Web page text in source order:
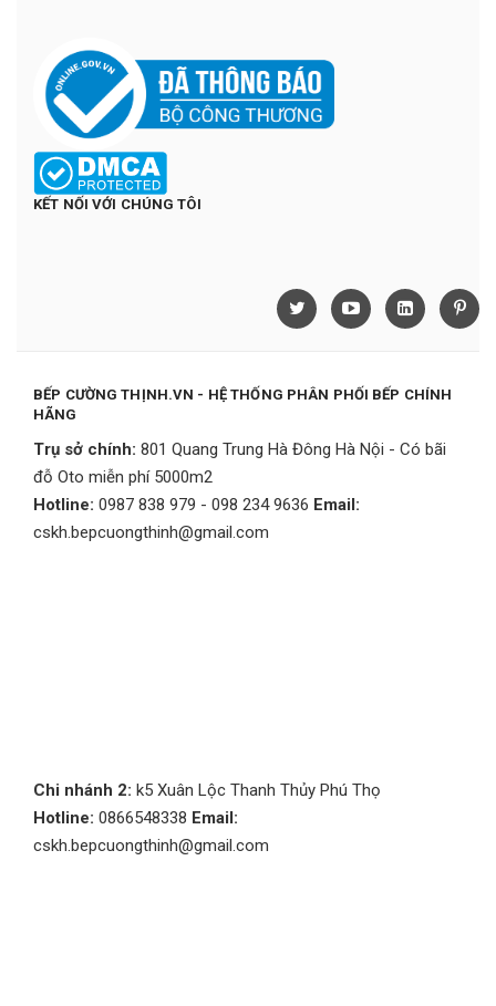
KẾT NỐI VỚI CHÚNG TÔI
BẾP CƯỜNG THỊNH.VN - HỆ THỐNG PHÂN PHỐI BẾP CHÍNH
HÃNG
Trụ sở chính: 801 Quang Trung Hà Đông Hà Nội - Có bãi
đỗ Oto miễn phí 5000m2
Hotline: 0987 838 979 - 098 234 9636 Email:
cskh.bepcuongthinh@gmail.com
Chi nhánh 2: k5 Xuân Lộc Thanh Thủy Phú Thọ
Hotline: 0866548338 Email:
cskh.bepcuongthinh@gmail.com